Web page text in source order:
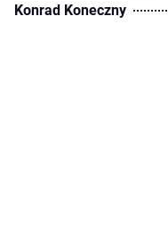
Konrad Koneczny